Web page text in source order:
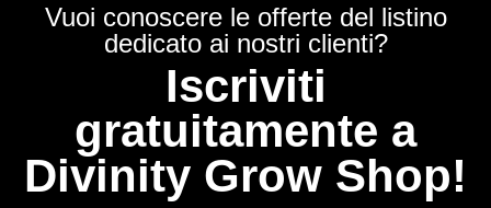
Vuoi conoscere le offerte del listino
dedicato ai nostri clienti?
Iscriviti
gratuitamente a
Divinity Grow Shop!